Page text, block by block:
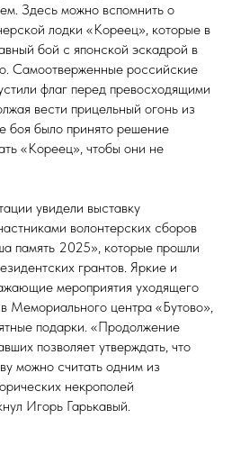
Здесь можно вспомнить о
лодки «Кореец», которые в
бой с японской эскадрой в
Самоотверженные российские
флаг перед превосходящими
вести прицельный огонь из
боя было принято решение
«Кореец», чтобы они не
увидели выставку
волонтерских сборов
память 2025», которые прошли
грантов. Яркие и
мероприятия уходящего
Мемориального центра «Бутово»,
подарки. «Продолжение
позволяет утверждать, что
можно считать одним из
некрополей
Игорь Гарькавый.